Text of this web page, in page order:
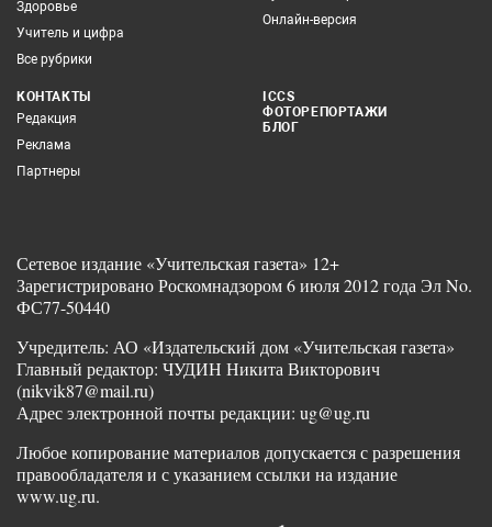
Здоровье
Учитель и цифра
Все рубрики
Онлайн-версия
КОНТАКТЫ
Редакция
Реклама
Партнеры
ICCS
ФОТОРЕПОРТАЖИ
БЛОГ
Сетевое издание «Учительская газета» 12+
Зарегистрировано Роскомнадзором 6 июля 2012 года Эл No.
ФС77-50440
Учредитель: АО «Издательский дом «Учительская газета»
Главный редактор: ЧУДИН Никита Викторович
(nikvik87@mail.ru)
Адрес электронной почты редакции: ug@ug.ru
Любое копирование материалов допускается с разрешения
правообладателя и с указанием ссылки на издание
www.ug.ru.